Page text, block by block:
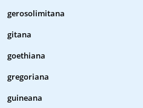
gerosolimitana
gitana
goethiana
gregoriana
guineana